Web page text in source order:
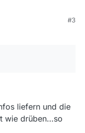
#3
liefern und die
wie drüben…so